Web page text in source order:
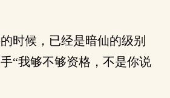
时候，已经是暗仙的级别
“我够不够资格，不是你说